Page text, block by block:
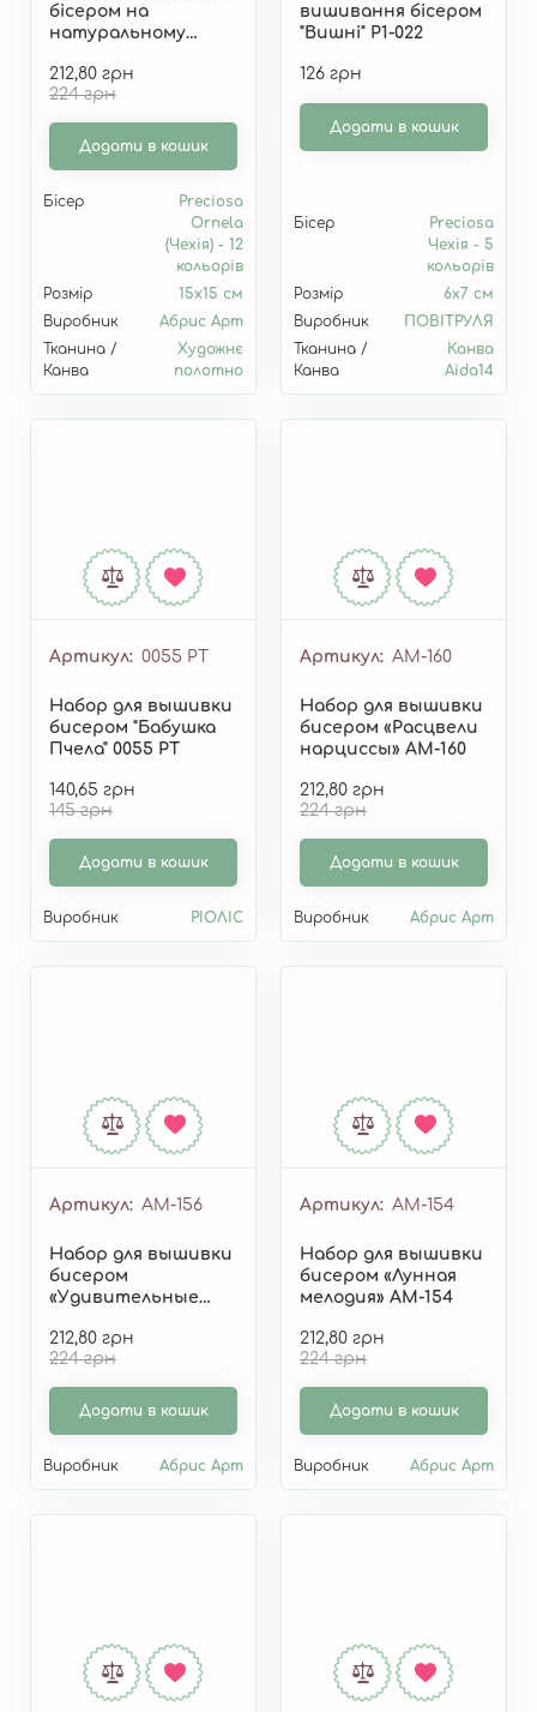
бісером на
натуральному
полотні "Рожеві
крила" AM-238
212,80 грн
224 грн
Додати в кошик
Бісер
Preciosa
Ornela
(Чехія) - 12
кольорів
Розмір
15х15 см
Виробник
Абрис Арт
Тканина /
Канва
Художнє
полотно
вишивання бісером
"Вишні" P1-022
126 грн
Додати в кошик
Бісер
Preciosa
Чехія - 5
кольорів
Розмір
6х7 см
Виробник
ПОВІТРУЛЯ
Тканина /
Канва
Канва
Aida14
Артикул 0055 РТ
Набор для вышивки
бисером "Бабушка
Пчела" 0055 РТ
140,65 грн
145 грн
Додати в кошик
Виробник РІОЛІС
Артикул AM-160
Набор для вышивки
бисером «Расцвели
нарциссы» AM-160
212,80 грн
224 грн
Додати в кошик
Виробник Абрис Арт
Артикул AM-156
Набор для вышивки
бисером
«Удивительные
212,80 грн
224 грн
Додати в кошик
Виробник Абрис Арт
Артикул AM-154
Набор для вышивки
бисером «Лунная
мелодия» AM-154
212,80 грн
224 грн
Додати в кошик
Виробник Абрис Арт